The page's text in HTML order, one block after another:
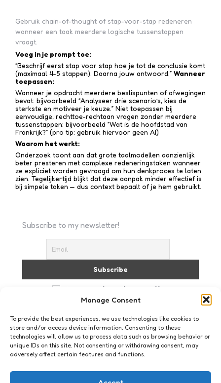
Manage Consent
To provide the best experiences, we use technologies like cookies to
store and/or access device information. Consenting to these
technologies will allow us to process data such as browsing behavior or
unique IDs on this site. Not consenting or withdrawing consent, may
adversely affect certain features and functions.
Gebruik chain-of-thought of stap-voor-stap redeneren
wanneer een taak meerdere logische tussenstappen
vraagt.
Voeg in je prompt toe:
“Beschrijf eerst stap voor stap hoe je tot de conclusie komt
(maximaal 4-5 stappen). Daarna jouw antwoord.” Wanneer
toepassen:
Wanneer je opdracht meerdere beslispunten of afwegingen
bevat: bijvoorbeeld “Analyseer drie scenario’s, kies de
sterkste en motiveer je keuze.” Niet toepassen bij
eenvoudige, rechttoe-recht­aan vragen zonder meerdere
tussen­stappen: bijvoorbeeld “Wat is de hoofdstad van
Frankrijk?” (pro tip: gebruik hiervoor geen AI)
Waarom het werkt:
Onderzoek toont aan dat grote taalmodellen aanzienlijk
beter presteren met complexe redenerings­taken wanneer
ze expliciet worden gevraagd om hun denkproces te laten
zien. Tegelijkertijd blijkt dat deze aanpak minder effectief is
bij simpele taken — dus context bepaalt of je hem gebruikt.
Subscribe to my newsletter!
I accept the privacy policy